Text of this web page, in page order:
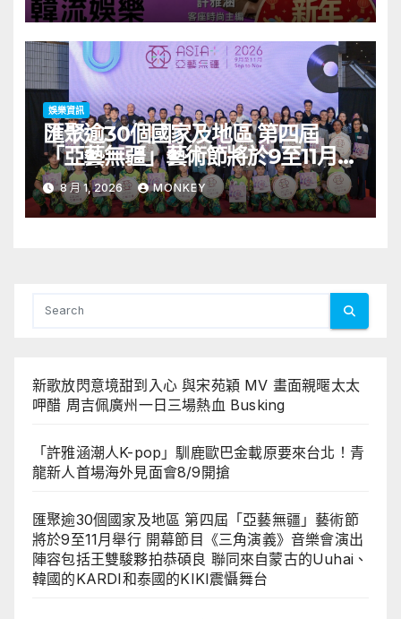
娛樂資訊
匯聚逾30個國家及地區 第四屆
「亞藝無疆」藝術節將於9至11月舉
行 開幕節目《三角演義》音樂會演
出陣容包括王雙駿夥拍恭碩良 聯同
來自蒙古的Uuhai、韓國的KARDI
8 月 1, 2026 MONKEY
新歌放閃意境甜到入心 與宋苑穎 MV 畫面親暱太太
呷醋 周吉佩廣州一日三場熱血 Busking
「許雅涵潮人K-pop」馴鹿歐巴金載原要來台北！青
龍新人首場海外見面會8/9開搶
匯聚逾30個國家及地區 第四屆「亞藝無疆」藝術節
將於9至11月舉行 開幕節目《三角演義》音樂會演出
陣容包括王雙駿夥拍恭碩良 聯同來自蒙古的Uuhai、
韓國的KARDI和泰國的KIKI震懾舞台